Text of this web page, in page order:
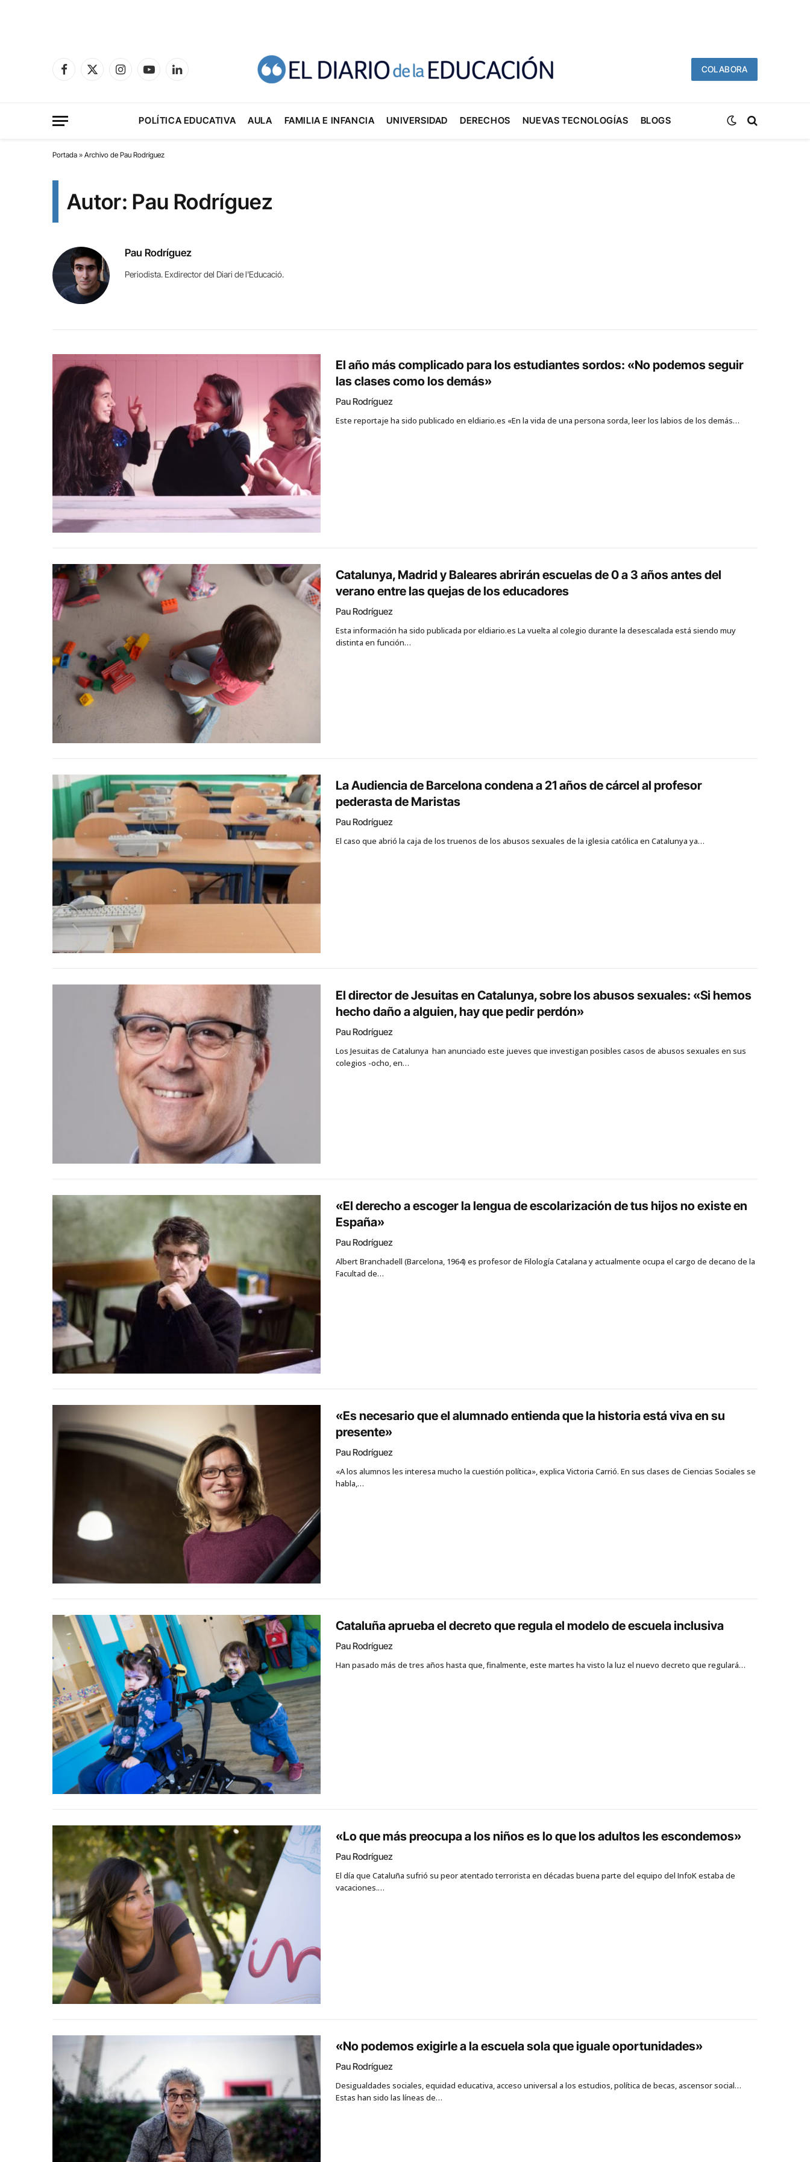
Facebook
X
InstagramYouTubeLinkedIn
COLABORA
POLÍTICA EDUCATIVA AULA FAMILIA E INFANCIA UNIVERSIDAD DERECHOS NUEVAS TECNOLOGÍAS BLOGS
Portada » Archivo de Pau Rodríguez
Autor: Pau Rodríguez
Pau Rodríguez
Periodista. Exdirector del Diari de l'Educació.
El año más complicado para los estudiantes sordos: «No podemos seguir
las clases como los demás»
Pau Rodríguez
Este reportaje ha sido publicado en eldiario.es «En la vida de una persona sorda, leer los labios de los demás…
Catalunya, Madrid y Baleares abrirán escuelas de 0 a 3 años antes del
verano entre las quejas de los educadores
Pau Rodríguez
Esta información ha sido publicada por eldiario.es La vuelta al colegio durante la desescalada está siendo muy
distinta en función…
La Audiencia de Barcelona condena a 21 años de cárcel al profesor
pederasta de Maristas
Pau Rodríguez
El caso que abrió la caja de los truenos de los abusos sexuales de la iglesia católica en Catalunya ya…
El director de Jesuitas en Catalunya, sobre los abusos sexuales: «Si hemos
hecho daño a alguien, hay que pedir perdón»
Pau Rodríguez
Los Jesuitas de Catalunya han anunciado este jueves que investigan posibles casos de abusos sexuales en sus
colegios -ocho, en…
«El derecho a escoger la lengua de escolarización de tus hijos no existe en
España»
Pau Rodríguez
Albert Branchadell (Barcelona, ​​1964) es profesor de Filología Catalana y actualmente ocupa el cargo de decano de la
Facultad de…
«Es necesario que el alumnado entienda que la historia está viva en su
presente»
Pau Rodríguez
«A los alumnos les interesa mucho la cuestión política», explica Victoria Carrió. En sus clases de Ciencias Sociales se
habla,…
Cataluña aprueba el decreto que regula el modelo de escuela inclusiva
Pau Rodríguez
Han pasado más de tres años hasta que, finalmente, este martes ha visto la luz el nuevo decreto que regulará…
«Lo que más preocupa a los niños es lo que los adultos les escondemos»
Pau Rodríguez
El día que Cataluña sufrió su peor atentado terrorista en décadas buena parte del equipo del InfoK estaba de
vacaciones.…
«No podemos exigirle a la escuela sola que iguale oportunidades»
Pau Rodríguez
Desigualdades sociales, equidad educativa, acceso universal a los estudios, política de becas, ascensor social…
Estas han sido las líneas de…